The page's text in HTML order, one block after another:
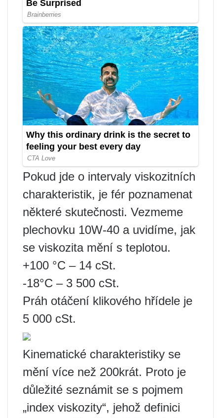
Pokud jde o intervaly viskozitních
charakteristik, je fér poznamenat
některé skutečnosti. Vezmeme
plechovku 10W-40 a uvidíme, jak
se viskozita mění s teplotou.
+100 °C – 14 cSt.
-18°C – 3 500 cSt.
Práh otáčení klikového hřídele je
5 000 cSt.
Kinematické charakteristiky se
mění více než 200krát. Proto je
důležité seznámit se s pojmem
„index viskozity“, jehož definici